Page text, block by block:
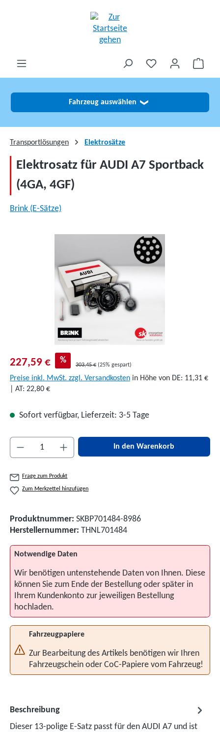
Fahrzeug auswählen ❯
Transportlösungen Elektrosätze
Elektrosatz für AUDI A7 Sportback
(4GA, 4GF)
Brink (E-Sätze)
227,59 € % 303,45 € (25% gespart)
Preise inkl. MwSt. zzgl. Versandkosten in Höhe von DE: 11,31 €
| AT: 22,80 €
Sofort verfügbar, Lieferzeit: 3-5 Tage
Produkt Anzahl: Gib den gewünschten Wert
In den Warenkorb
Frage zum Produkt
Zum Merkzettel hinzufügen
Produktnummer: SKBP701484-8986
Herstellernummer: THNL701484
Notwendige Daten
Wir benötigen untenstehende Daten von Ihnen. Diese
können Sie zum Ende der Bestellung oder später in
Ihrem Kundenkonto zur jeweiligen Bestellung
hochladen.
Fahrzeugpapiere
Zur Bearbeitung des Artikels benötigen wir Ihren
Fahrzeugschein oder CoC-Papiere vom Fahrzeug!
Beschreibung
Dieser 13-polige E-Satz passt für den AUDI A7 und ist